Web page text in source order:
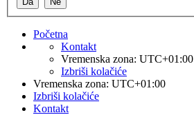
Početna
Kontakt
Vremenska zona: UTC+01:00
Izbriši kolačiće
Vremenska zona: UTC+01:00
Izbriši kolačiće
Kontakt